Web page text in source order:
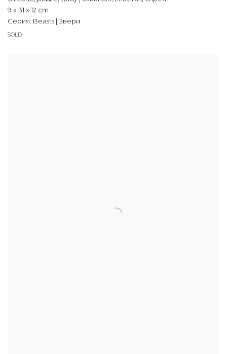
9 x 31 x 12 cm
Серия: Beasts | Звери
SOLD